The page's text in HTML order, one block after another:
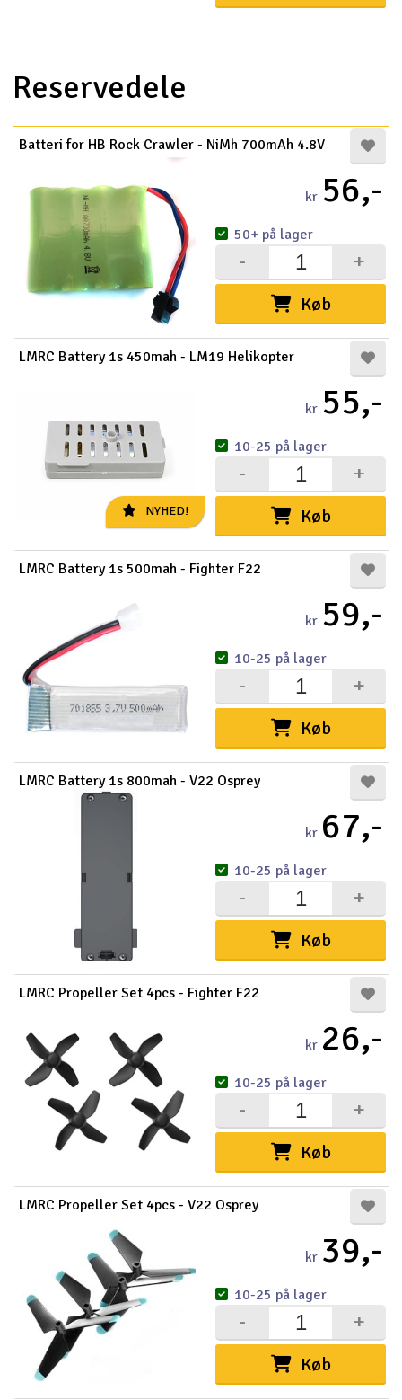
Reservedele
Batteri for HB Rock Crawler - NiMh 700mAh 4.8V
kr 56,-
Køb
+
-
50+ på lager
NYHED!
LMRC Battery 1s 450mah - LM19 Helikopter
kr 55,-
Køb
+
-
10-25 på lager
LMRC Battery 1s 500mah - Fighter F22
kr 59,-
Køb
+
-
10-25 på lager
LMRC Battery 1s 800mah - V22 Osprey
kr 67,-
Køb
+
-
10-25 på lager
LMRC Propeller Set 4pcs - Fighter F22
kr 26,-
Køb
+
-
10-25 på lager
LMRC Propeller Set 4pcs - V22 Osprey
kr 39,-
Køb
+
-
10-25 på lager